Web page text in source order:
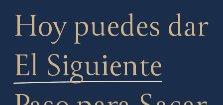
Hoy puedes dar
El Siguiente